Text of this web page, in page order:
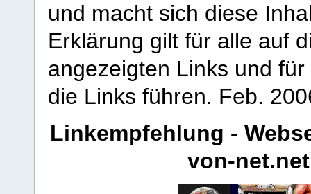
und macht sich diese
Erklärung gilt für alle auf
angezeigten Links und
die Links führen. Feb.
Linkempfehlung -
von-net.net